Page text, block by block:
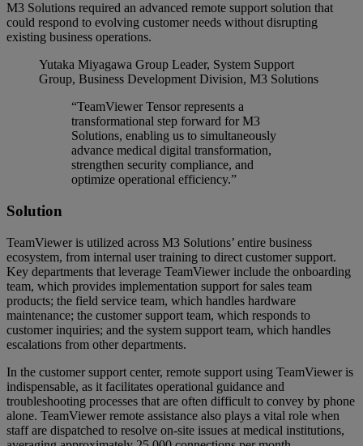
M3 Solutions required an advanced remote support solution that
could respond to evolving customer needs without disrupting
existing business operations.
Yutaka Miyagawa Group Leader, System Support
Group, Business Development Division, M3 Solutions
“TeamViewer Tensor represents a
transformational step forward for M3
Solutions, enabling us to simultaneously
advance medical digital transformation,
strengthen security compliance, and
optimize operational efficiency.”
Solution
TeamViewer is utilized across M3 Solutions’ entire business
ecosystem, from internal user training to direct customer support.
Key departments that leverage TeamViewer include the onboarding
team, which provides implementation support for sales team
products; the field service team, which handles hardware
maintenance; the customer support team, which responds to
customer inquiries; and the system support team, which handles
escalations from other departments.
In the customer support center, remote support using TeamViewer is
indispensable, as it facilitates operational guidance and
troubleshooting processes that are often difficult to convey by phone
alone. TeamViewer remote assistance also plays a vital role when
staff are dispatched to resolve on-site issues at medical institutions,